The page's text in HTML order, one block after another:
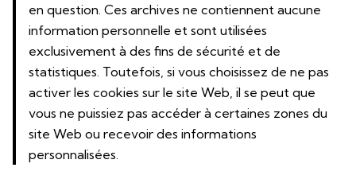
en question. Ces archives ne contiennent aucune
information personnelle et sont utilisées
exclusivement à des fins de sécurité et de
statistiques. Toutefois, si vous choisissez de ne pas
activer les cookies sur le site Web, il se peut que
vous ne puissiez pas accéder à certaines zones du
site Web ou recevoir des informations
personnalisées.